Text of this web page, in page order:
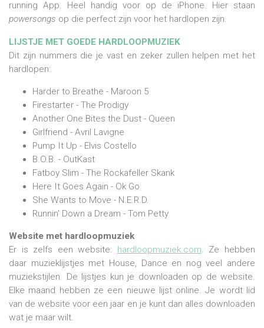
running App. Heel handig voor op de iPhone. Hier staan
powersongs op die perfect zijn voor het hardlopen zijn.
LIJSTJE MET GOEDE HARDLOOPMUZIEK
Dit zijn nummers die je vast en zeker zullen helpen met het
hardlopen:
Harder to Breathe - Maroon 5
Firestarter - The Prodigy
Another One Bites the Dust - Queen
Girlfriend - Avril Lavigne
Pump It Up - Elvis Costello
B.O.B. - OutKast
Fatboy Slim - The Rockafeller Skank
Here It Goes Again - Ok Go
She Wants to Move - N.E.R.D.
Runnin' Down a Dream - Tom Petty
Website met hardloopmuziek
Er is zelfs een website: hardloopmuziek.com. Ze hebben
daar muzieklijstjes met House, Dance en nog veel andere
muziekstijlen. De lijstjes kun je downloaden op de website.
Elke maand hebben ze een nieuwe lijst online. Je wordt lid
van de website voor een jaar en je kunt dan alles downloaden
wat je maar wilt.